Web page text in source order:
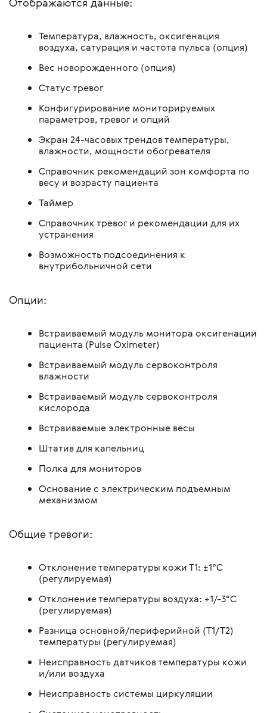
Температура, влажность, оксигенация
воздуха, сатурация и частота пульса (опция)
Вес новорожденного (опция)
Статус тревог
Конфигурирование мониторируемых
параметров, тревог и опций
Экран 24-часовых трендов температуры,
влажности, мощности обогревателя
Справочник рекомендаций зон комфорта по
весу и возрасту пациента
Таймер
Справочник тревог и рекомендации для их
устранения
Возможность подсоединения к
внутрибольничной сети
Опции:
Встраиваемый модуль монитора оксигенации
пациента (Pulse Oximeter)
Встраиваемый модуль сервоконтроля
влажности
Встраиваемый модуль сервоконтроля
кислорода
Встраиваемые электронные весы
Штатив для капельниц
Полка для мониторов
Основание с электрическим подъемным
механизмом
Общие тревоги:
Отклонение температуры кожи Т1: ±1°С
(регулируемая)
Отклонение температуры воздуха: +1/-3°С
(регулируемая)
Разница основной/периферийной (Т1/Т2)
температуры (регулируемая)
Неисправность датчиков температуры кожи
и/или воздуха
Неисправность системы циркуляции